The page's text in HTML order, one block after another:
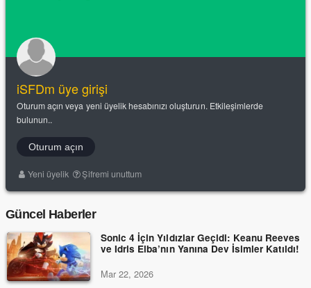
iSFDm üye girişi
Oturum açın veya yeni üyelik hesabınızı oluşturun. Etkileşimlerde
bulunun..
Oturum açın
Yeni üyelik Şifremi unuttum
Güncel Haberler
Sonic 4 İçin Yıldızlar Geçidi: Keanu Reeves
ve Idris Elba’nın Yanına Dev İsimler Katıldı!
Mar 22, 2026